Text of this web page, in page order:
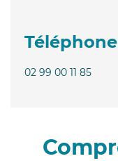
Téléphone
02 99 00 11 85